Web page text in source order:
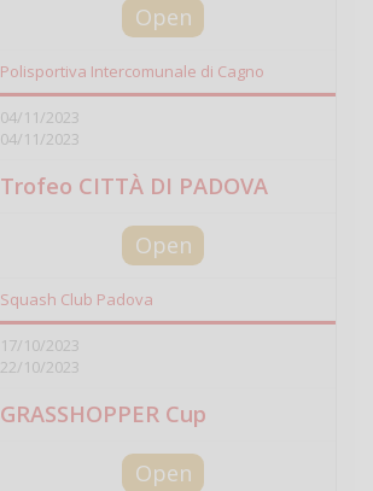
Open
Polisportiva Intercomunale di Cagno
04/11/2023
04/11/2023
Trofeo CITTÀ DI PADOVA
Open
Squash Club Padova
17/10/2023
22/10/2023
GRASSHOPPER Cup
Open